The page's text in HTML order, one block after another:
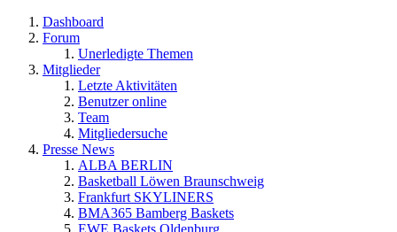
Dashboard
Forum
Unerledigte Themen
Mitglieder
Letzte Aktivitäten
Benutzer online
Team
Mitgliedersuche
Presse News
ALBA BERLIN
Basketball Löwen Braunschweig
Frankfurt SKYLINERS
BMA365 Bamberg Baskets
EWE Baskets Oldenburg